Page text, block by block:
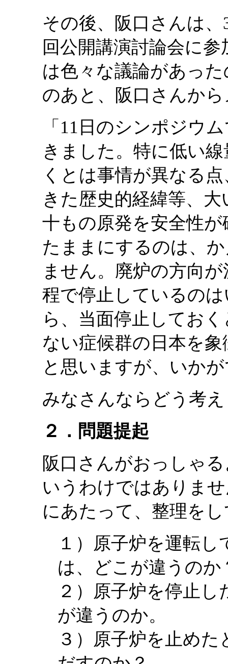
その後、阪口さんは
回公開講演討論会に
は色々な議論があっ
のあと、阪口さんか
「11日のシンポジウ
きました。特に低い
くとは事情が異なる
きた歴史的経緯等、
十もの原発を安全性
たままにするのは、
ません。廃炉の方向
程で停止しているの
ら、当面停止してお
ない症候群の日本を
と思いますが、いか
みなさんならどう考
２．問題提起
阪口さんがおっしゃ
いうわけではありま
にあたって、整理を
１）原子炉を運転
は、どこが違うのか
２）原子炉を停止
が違うのか。
３）原子炉を止め